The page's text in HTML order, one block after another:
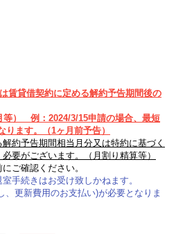
賃貸借契約に定める解約予告期間後の
等） 例：2024/3/15申請の場合、最短
ます。（1ヶ月前予告）
約予告期間相当月分又は特約に基づく
要がございます。（月割り精算等）
ご確認ください。
手続きはお受け致しかねます。
、更新費用のお支払い)が必要となりま